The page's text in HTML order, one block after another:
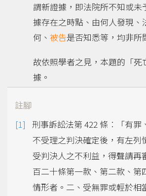
謂新證據，即法院所不知或未
據存在之時點、由何人發現、
何、 被告是否知悉等，均非所
故依照學者之見，本題的「死
據。
註腳
刑事訴訟法第 422 條︰「有罪
不受理之判決確定後，有左列
受判決人之不利益，得聲請再
百二十條第一款、第二款、第
情形者。二、受無罪或輕於相